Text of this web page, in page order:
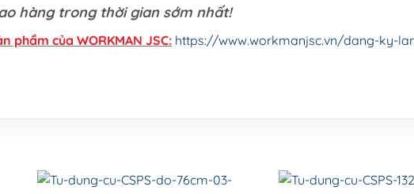
hàng trong thời gian sớm nhất!
phẩm của WORKMAN JSC: https://www.workmanjsc.vn/dang-ky-